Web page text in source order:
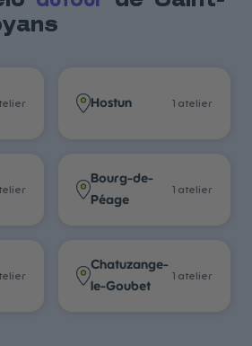
Hostun 1 atelier
Bourg-de-
Péage
1 atelier
Chatuzange-
le-Goubet
1 atelier